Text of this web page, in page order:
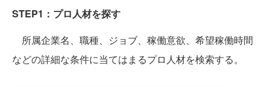
STEP1：プロ人材を探す
所属企業名、職種、ジョブ、稼働意欲、希望稼働時間
などの詳細な条件に当てはまるプロ人材を検索する。